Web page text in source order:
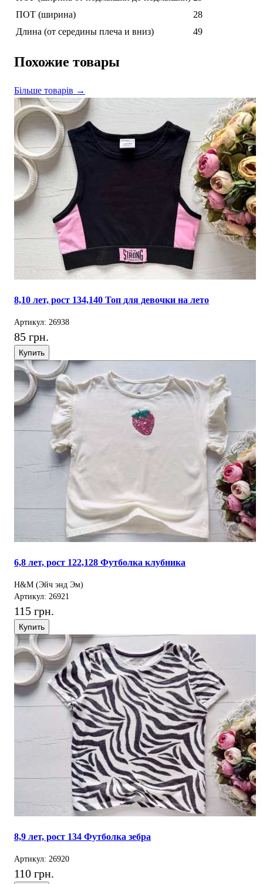
ПОТ (ширина)
28
Длина (от середины плеча и вниз)
49
Похожие товары
Більше товарів →
8,10 лет, рост 134,140 Топ для девочки на лето
Артикул: 26938
85 грн.
Купить
6,8 лет, рост 122,128 Футболка клубника
H&M (Эйч энд Эм)
Артикул: 26921
115 грн.
Купить
8,9 лет, рост 134 Футболка зебра
Артикул: 26920
110 грн.